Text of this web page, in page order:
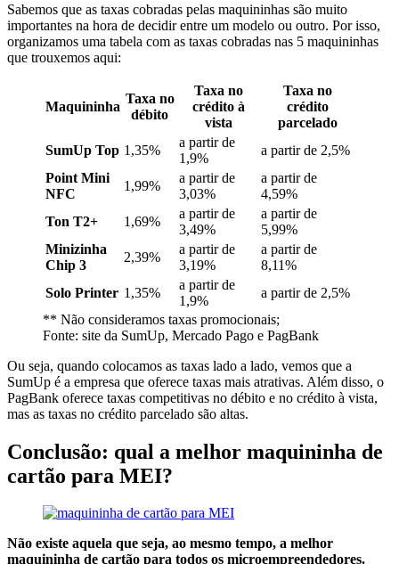
Sabemos que as taxas cobradas pelas maquininhas são muito
importantes na hora de decidir entre um modelo ou outro. Por isso,
organizamos uma tabela com as taxas cobradas nas 5 maquininhas
que trouxemos aqui:
Maquininha
Taxa no
débito
Taxa no
crédito à
vista
Taxa no
crédito
parcelado
SumUp Top 1,35%
a partir de
1,9%
a partir de 2,5%
Point Mini
NFC
1,99%
a partir de
3,03%
a partir de
4,59%
Ton T2+
1,69%
a partir de
3,49%
a partir de
5,99%
Minizinha
Chip 3
2,39%
a partir de
3,19%
a partir de
8,11%
Solo Printer 1,35%
a partir de
1,9%
a partir de 2,5%
** Não consideramos taxas promocionais;
Fonte: site da SumUp, Mercado Pago e PagBank
Ou seja, quando colocamos as taxas lado a lado, vemos que a
SumUp é a empresa que oferece taxas mais atrativas. Além disso, o
PagBank oferece taxas competitivas no débito e no crédito à vista,
mas as taxas no crédito parcelado são altas.
Conclusão: qual a melhor maquininha de
cartão para MEI?
Não existe aquela que seja, ao mesmo tempo, a melhor
maquininha de cartão para todos os microempreendedores.